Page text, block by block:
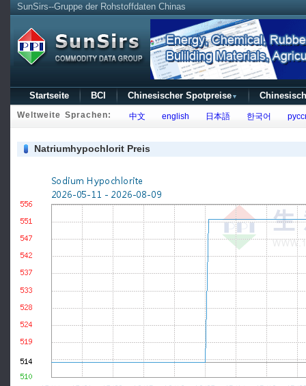
SunSirs--Gruppe der Rohstoffdaten Chinas
Startseite BCI Chinesischer Spotpreise ▼
Weltweite Sprachen: 中文 english 日本語 한국어
Natriumhypochlorit Preis